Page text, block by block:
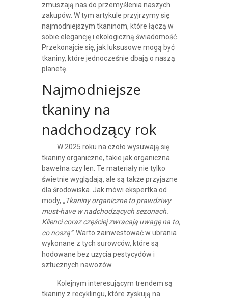
zmuszają nas do przemyślenia naszych
zakupów. W tym artykule przyjrzymy się
najmodniejszym tkaninom, które łączą w
sobie elegancję i ekologiczną świadomość.
Przekonajcie się, jak luksusowe mogą być
tkaniny, które jednocześnie dbają o naszą
planetę.
Najmodniejsze
tkaniny na
nadchodzący rok
W 2025 roku na czoło wysuwają się
tkaniny organiczne, takie jak organiczna
bawełna czy len. Te materiały nie tylko
świetnie wyglądają, ale są także przyjazne
dla środowiska. Jak mówi ekspertka od
mody, „Tkaniny organiczne to prawdziwy
must-have w nadchodzących sezonach.
Klienci coraz częściej zwracają uwagę na to,
co noszą”. Warto zainwestować w ubrania
wykonane z tych surowców, które są
hodowane bez użycia pestycydów i
sztucznych nawozów.
Kolejnym interesującym trendem są
tkaniny z recyklingu, które zyskują na